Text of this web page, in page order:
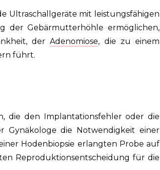
Ultraschallgeräte mit leistungsfähigen
der Gebärmutterhöhle ermöglichen,
derAdenomiose, die zu einem
führt.
die den Implantationsfehler oder die
Gynäkologe die Notwendigkeit einer
Hodenbiopsie erlangten Probe auf
Reproduktionsentscheidung für die